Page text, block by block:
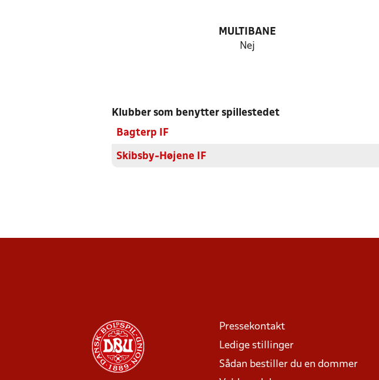
MULTIBANE
Nej
Klubber som benytter spillestedet
Bagterp IF
Skibsby-Højene IF
Pressekontakt
Ledige stillinger
Sådan bestiller du en dommer